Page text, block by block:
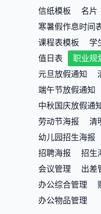
信纸模板
名片
寒暑假作息时间
课程表模板
学
值日表
职业规
元旦放假通知
端午节放假通知
中秋国庆放假通
劳动节海报
清
幼儿园招生海报
招聘海报
招生
会议管理
出差
办公综合管理
办公物品管理